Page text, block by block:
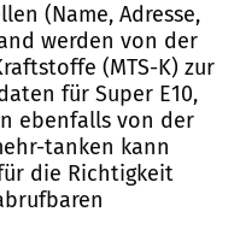
(Name, Adresse,
werden von der
(MTS-K) zur
für Super E10,
ebenfalls von der
tanken kann
die Richtigkeit